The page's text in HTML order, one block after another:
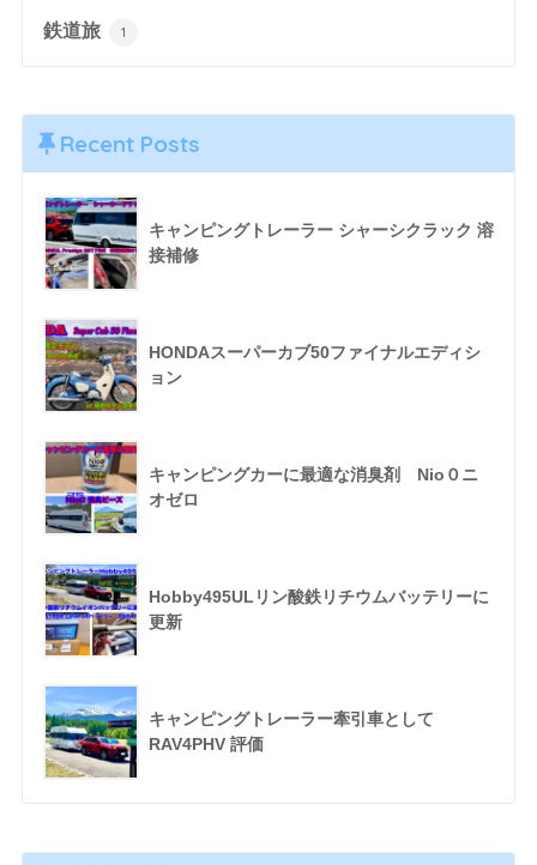
鉄道旅 1
Recent Posts
キャンピングトレーラー シャーシクラック 溶
接補修
HONDAスーパーカブ50ファイナルエディシ
ョン
キャンピングカーに最適な消臭剤 Nio０ニ
オゼロ
Hobby495ULリン酸鉄リチウムバッテリーに
更新
キャンピングトレーラー牽引車として
RAV4PHV 評価